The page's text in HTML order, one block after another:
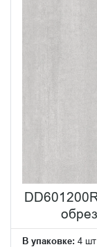
В упаковке: 4 шт